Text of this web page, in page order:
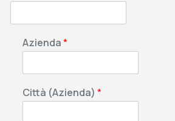
Azienda*
Città (Azienda) *